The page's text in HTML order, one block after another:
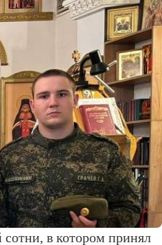
сотни, в котором принял